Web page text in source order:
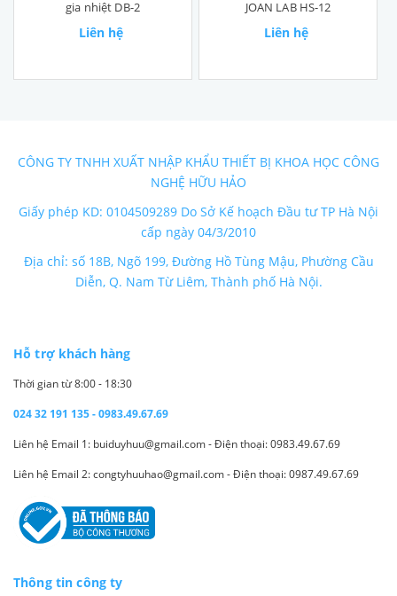
gia nhiệt DB-2
Liên hệ
JOAN LAB HS-12
Liên hệ
CÔNG TY TNHH XUẤT NHẬP KHẨU THIẾT BỊ KHOA HỌC CÔNG
NGHỆ HỮU HẢO
Giấy phép KD: 0104509289 Do Sở Kế hoạch Đầu tư TP Hà Nội
cấp ngày 04/3/2010
Địa chỉ: số 18B, Ngõ 199, Đường Hồ Tùng Mậu, Phường Cầu
Diễn, Q. Nam Từ Liêm, Thành phố Hà Nội.
Hỗ trợ khách hàng
Thời gian từ 8:00 - 18:30
024 32 191 135 - 0983.49.67.69
Liên hệ Email 1: buiduyhuu@gmail.com - Điện thoại: 0983.49.67.69
Liên hệ Email 2: congtyhuuhao@gmail.com - Điện thoại: 0987.49.67.69
Thông tin công ty